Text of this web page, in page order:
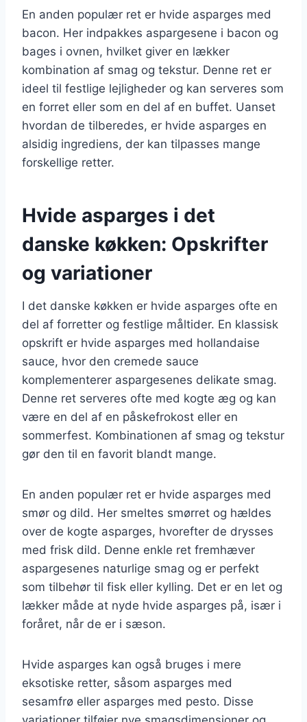
En anden populær ret er hvide asparges med
bacon. Her indpakkes aspargesene i bacon og
bages i ovnen, hvilket giver en lækker
kombination af smag og tekstur. Denne ret er
ideel til festlige lejligheder og kan serveres som
en forret eller som en del af en buffet. Uanset
hvordan de tilberedes, er hvide asparges en
alsidig ingrediens, der kan tilpasses mange
forskellige retter.
Hvide asparges i det
danske køkken: Opskrifter
og variationer
I det danske køkken er hvide asparges ofte en
del af forretter og festlige måltider. En klassisk
opskrift er hvide asparges med hollandaise
sauce, hvor den cremede sauce
komplementerer aspargesenes delikate smag.
Denne ret serveres ofte med kogte æg og kan
være en del af en påskefrokost eller en
sommerfest. Kombinationen af smag og tekstur
gør den til en favorit blandt mange.
En anden populær ret er hvide asparges med
smør og dild. Her smeltes smørret og hældes
over de kogte asparges, hvorefter de drysses
med frisk dild. Denne enkle ret fremhæver
aspargesenes naturlige smag og er perfekt
som tilbehør til fisk eller kylling. Det er en let og
lækker måde at nyde hvide asparges på, især i
foråret, når de er i sæson.
Hvide asparges kan også bruges i mere
eksotiske retter, såsom asparges med
sesamfrø eller asparges med pesto. Disse